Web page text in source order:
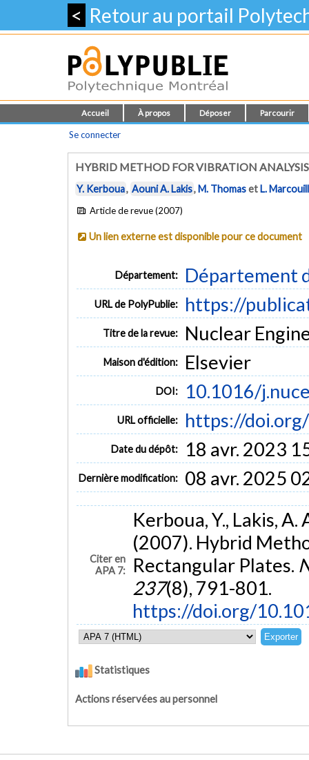
< Retour au portail
Accueil À propos Déposer Parcourir
Se connecter
HYBRID METHOD FOR VIBRATION
Y. Kerboua, Aouni A. Lakis,M. ThomasetL.
Article de revue (2007)
Un lien externe est disponible pour ce document
Département: Département
URL de PolyPublie: https://
Titre de la revue: Nuclear
Maison d'édition: Elsevier
DOI: 10.1016/
URL officielle: https://
Date du dépôt: 18 avr. 2023
Dernière modification: 08 avr. 2025
Citer en
APA 7:
Kerboua, Y., Lakis,
(2007). Hybrid
Rectangular Plates.
237(8), 791-801.
https://doi.org/
Statistiques
Actions réservées au personnel